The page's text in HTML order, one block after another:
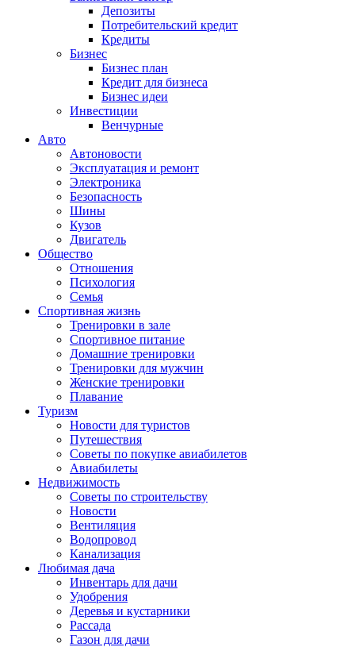
Депозиты
Потребительский кредит
Кредиты
Бизнес
Бизнес план
Кредит для бизнеса
Бизнес идеи
Инвестиции
Венчурные
Авто
Автоновости
Эксплуатация и ремонт
Электроника
Безопасность
Шины
Кузов
Двигатель
Общество
Отношения
Психология
Семья
Спортивная жизнь
Тренировки в зале
Спортивное питание
Домашние тренировки
Тренировки для мужчин
Женские тренировки
Плавание
Туризм
Новости для туристов
Путешествия
Советы по покупке авиабилетов
Авиабилеты
Недвижимость
Советы по строительству
Новости
Вентиляция
Водопровод
Канализация
Любимая дача
Инвентарь для дачи
Удобрения
Деревья и кустарники
Рассада
Газон для дачи